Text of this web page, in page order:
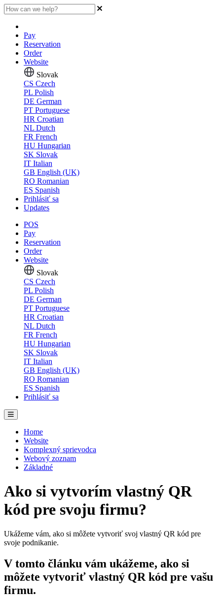
Pay
Reservation
Order
Website
Slovak
CS Czech
PL Polish
DE German
PT Portuguese
HR Croatian
NL Dutch
FR French
HU Hungarian
SK Slovak
IT Italian
GB English (UK)
RO Romanian
ES Spanish
Prihlásiť sa
Updates
POS
Pay
Reservation
Order
Website
Slovak
CS Czech
PL Polish
DE German
PT Portuguese
HR Croatian
NL Dutch
FR French
HU Hungarian
SK Slovak
IT Italian
GB English (UK)
RO Romanian
ES Spanish
Prihlásiť sa
Home
Website
Komplexný sprievodca
Webový zoznam
Základné
Ako si vytvorím vlastný QR
kód pre svoju firmu?
Ukážeme vám, ako si môžete vytvoriť svoj vlastný QR kód pre
svoje podnikanie.
V tomto článku vám ukážeme, ako si
môžete vytvoriť vlastný QR kód pre vašu
firmu.